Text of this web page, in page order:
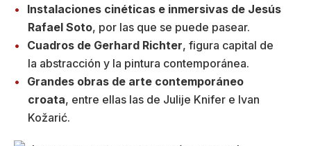
Instalaciones cinéticas e inmersivas de Jesús
Rafael Soto, por las que se puede pasear.
Cuadros de Gerhard Richter, figura capital de
la abstracción y la pintura contemporánea.
Grandes obras de arte contemporáneo
croata, entre ellas las de Julije Knifer e Ivan
Kožarić.